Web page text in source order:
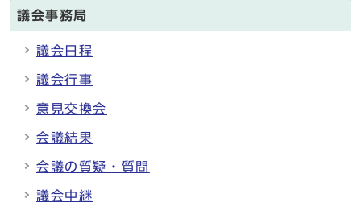
議会事務局
議会日程
議会行事
意見交換会
会議結果
会議の質疑・質問
議会中継